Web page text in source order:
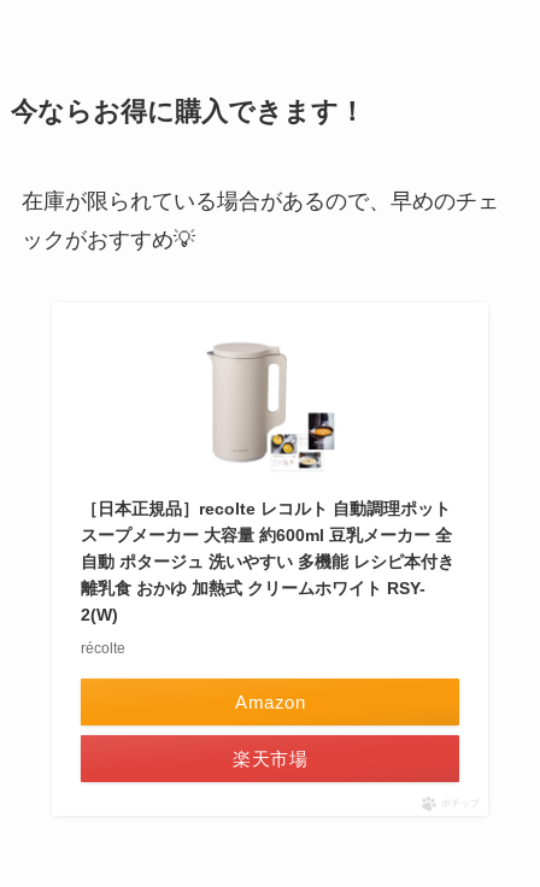
今ならお得に購入できます！
在庫が限られている場合があるので、早めのチェ
ックがおすすめ💡
［日本正規品］recolte レコルト 自動調理ポット
スープメーカー 大容量 約600ml 豆乳メーカー 全
自動 ポタージュ 洗いやすい 多機能 レシピ本付き
離乳食 おかゆ 加熱式 クリームホワイト RSY-
2(W)
récolte
Amazon
楽天市場
ポチップ